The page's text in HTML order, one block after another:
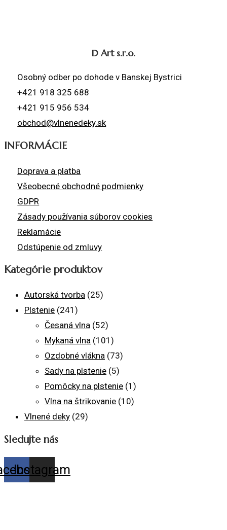
D Art s.r.o.
Osobný odber po dohode v Banskej Bystrici
+421 918 325 688
+421 915 956 534
obchod@vlnenedeky.sk
INFORMÁCIE
Doprava a platba
Všeobecné obchodné podmienky
GDPR
Zásady používania súborov cookies
Reklamácie
Odstúpenie od zmluvy
Kategórie produktov
Autorská tvorba (25)
Plstenie (241)
Česaná vlna (52)
Mykaná vlna (101)
Ozdobné vlákna (73)
Sady na plstenie (5)
Pomôcky na plstenie (1)
Vlna na štrikovanie (10)
Vlnené deky (29)
Sledujte nás
Instagram